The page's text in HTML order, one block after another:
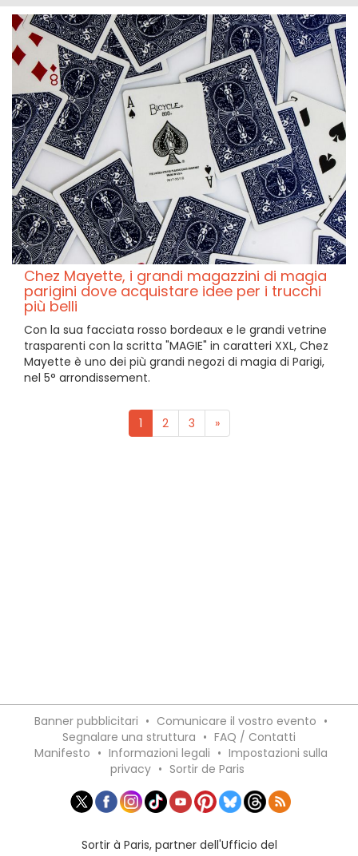
Chez Mayette, i grandi magazzini di magia
parigini dove acquistare idee per i trucchi
più belli
Con la sua facciata rosso bordeaux e le grandi vetrine
trasparenti con la scritta "MAGIE" in caratteri XXL, Chez
Mayette è uno dei più grandi negozi di magia di Parigi,
nel 5° arrondissement.
1 2 3 »
Banner pubblicitari • Comunicare il vostro evento •
Segnalare una struttura • FAQ / Contatti
Manifesto • Informazioni legali • Impostazioni sulla
privacy • Sortir de Paris
Sortir à Paris, partner dell'Ufficio del